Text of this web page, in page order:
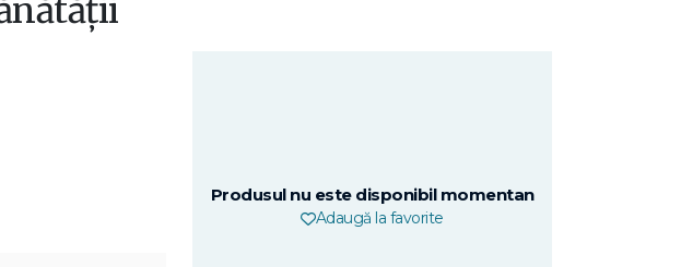
Produsul nu este disponibil momentan
Adaugă la favorite